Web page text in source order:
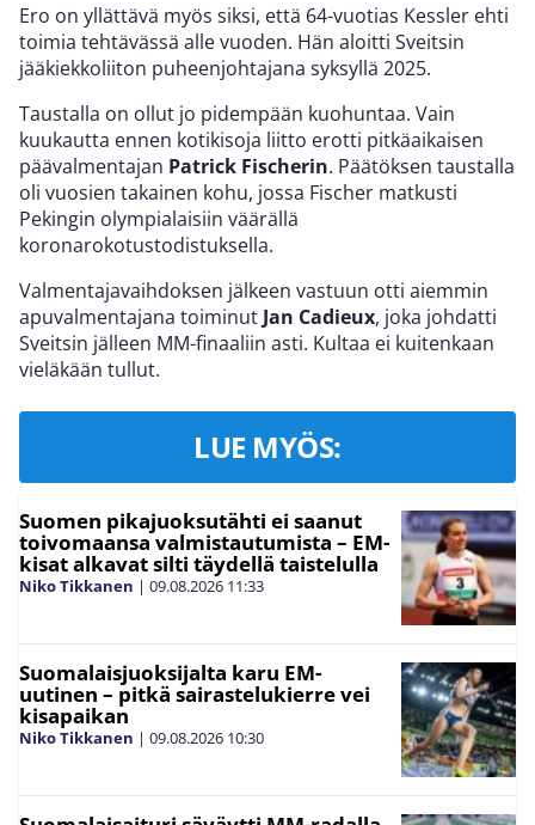
Ero on yllättävä myös siksi, että 64-vuotias Kessler ehti
toimia tehtävässä alle vuoden. Hän aloitti Sveitsin
jääkiekkoliiton puheenjohtajana syksyllä 2025.
Taustalla on ollut jo pidempään kuohuntaa. Vain
kuukautta ennen kotikisoja liitto erotti pitkäaikaisen
päävalmentajan Patrick Fischerin. Päätöksen taustalla
oli vuosien takainen kohu, jossa Fischer matkusti
Pekingin olympialaisiin väärällä
koronarokotustodistuksella.
Valmentajavaihdoksen jälkeen vastuun otti aiemmin
apuvalmentajana toiminut Jan Cadieux, joka johdatti
Sveitsin jälleen MM-finaaliin asti. Kultaa ei kuitenkaan
vieläkään tullut.
LUE MYÖS:
Suomen pikajuoksutähti ei saanut
toivomaansa valmistautumista – EM-
kisat alkavat silti täydellä taistelulla
Niko Tikkanen | 09.08.2026 11:33
Suomalaisjuoksijalta karu EM-
uutinen – pitkä sairastelukierre vei
kisapaikan
Niko Tikkanen | 09.08.2026 10:30